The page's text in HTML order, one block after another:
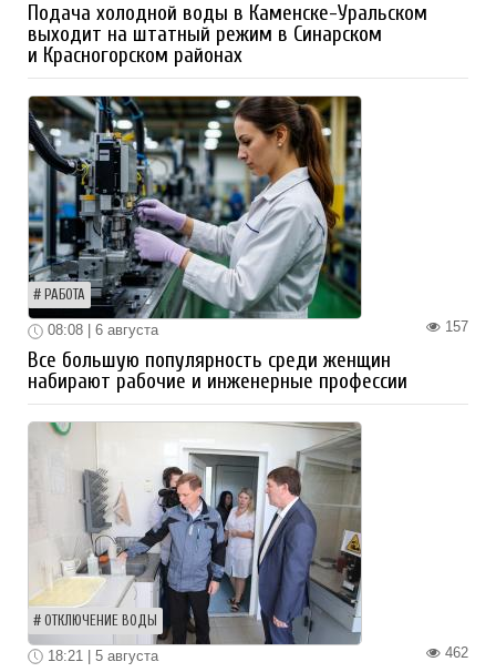
Подача холодной воды в Каменске-Уральском
выходит на штатный режим в Синарском
и Красногорском районах
РАБОТА
157
08:08 | 6 августа
Все большую популярность среди женщин
набирают рабочие и инженерные профессии
ОТКЛЮЧЕНИЕ ВОДЫ
462
18:21 | 5 августа